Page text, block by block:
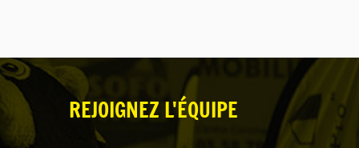
REJOIGNEZ L'ÉQUIPE